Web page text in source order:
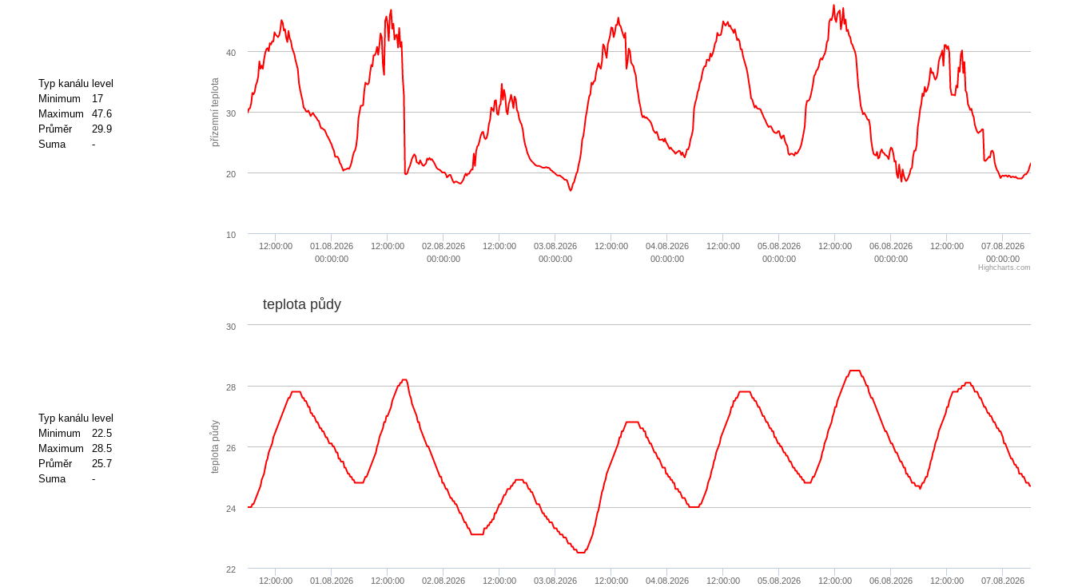
Typ kanálu level
Minimum
17
Maximum
47.6
Průměr
29.9
Suma
- přízemní teplota
12:00:00
01.08.2026
00:00:00
12:00:00
02.08.2026
00:00:00
12:00:00
03.08.2026
00:00:00
12:00:00
04.08.2026
00:00:00
12:00:00
05.08.2026
00:00:00
12:00:00
06.08.2026
00:00:00
12:00:00
07.08.2026
00:00:00
20
30
40
10
Highcharts.com
Typ kanálu level
Minimum
22.5
Maximum
28.5
Průměr
25.7
Suma
-
teplota půdy
teplota půdy
12:00:00
01.08.2026
12:00:00
02.08.2026
12:00:00
03.08.2026
12:00:00
04.08.2026
12:00:00
05.08.2026
12:00:00
06.08.2026
12:00:00
07.08.2026
22
24
26
28
30